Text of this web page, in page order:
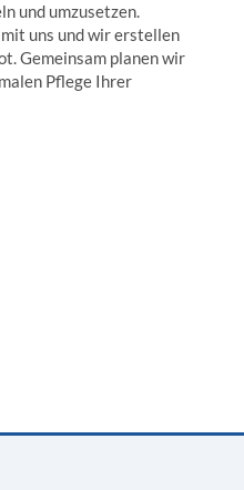
und umzusetzen.
uns und wir erstellen
Gemeinsam planen wir
Pflege Ihrer